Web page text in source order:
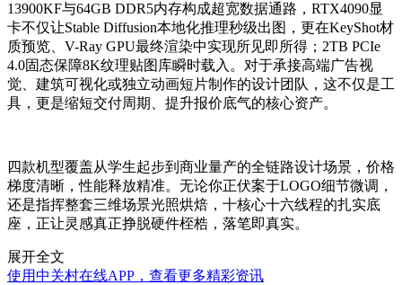
13900KF与64GB DDR5内存构成超宽数据通路，RTX4090显
卡不仅让Stable Diffusion本地化推理秒级出图，更在KeyShot材
质预览、V-Ray GPU最终渲染中实现所见即所得；2TB PCIe
4.0固态保障8K纹理贴图库瞬时载入。对于承接高端广告视
觉、建筑可视化或独立动画短片制作的设计团队，这不仅是工
具，更是缩短交付周期、提升报价底气的核心资产。
四款机型覆盖从学生起步到商业量产的全链路设计场景，价格
梯度清晰，性能释放精准。无论你正伏案于LOGO细节微调，
还是指挥整套三维场景光照烘焙，十核心十六线程的扎实底
座，正让灵感真正挣脱硬件桎梏，落笔即真实。
展开全文
使用中关村在线APP，查看更多精彩资讯